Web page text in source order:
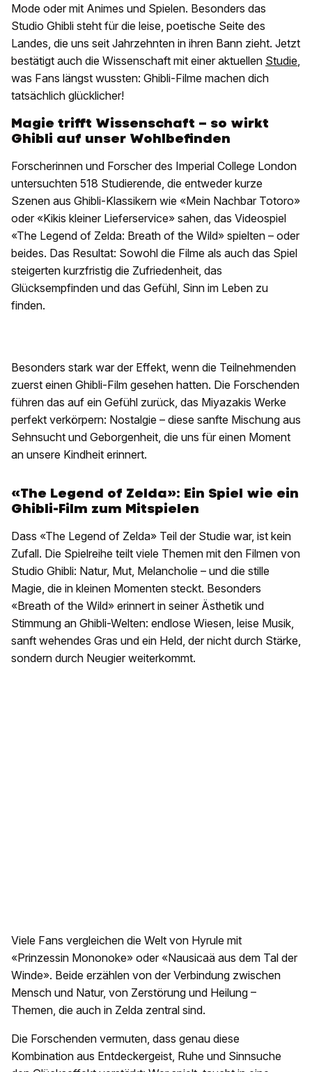
Mode oder mit Animes und Spielen. Besonders das
Studio Ghibli steht für die leise, poetische Seite des
Landes, die uns seit Jahrzehnten in ihren Bann zieht. Jetzt
bestätigt auch die Wissenschaft mit einer aktuellen Studie,
was Fans längst wussten: Ghibli-Filme machen dich
tatsächlich glücklicher!
Magie trifft Wissenschaft – so wirkt
Ghibli auf unser Wohlbefinden
Forscherinnen und Forscher des Imperial College London
untersuchten 518 Studierende, die entweder kurze
Szenen aus Ghibli-Klassikern wie «Mein Nachbar Totoro»
oder «Kikis kleiner Lieferservice» sahen, das Videospiel
«The Legend of Zelda: Breath of the Wild» spielten – oder
beides. Das Resultat: Sowohl die Filme als auch das Spiel
steigerten kurzfristig die Zufriedenheit, das
Glücksempfinden und das Gefühl, Sinn im Leben zu
finden.
Besonders stark war der Effekt, wenn die Teilnehmenden
zuerst einen Ghibli-Film gesehen hatten. Die Forschenden
führen das auf ein Gefühl zurück, das Miyazakis Werke
perfekt verkörpern: Nostalgie – diese sanfte Mischung aus
Sehnsucht und Geborgenheit, die uns für einen Moment
an unsere Kindheit erinnert.
«The Legend of Zelda»: Ein Spiel wie ein
Ghibli-Film zum Mitspielen
Dass «The Legend of Zelda» Teil der Studie war, ist kein
Zufall. Die Spielreihe teilt viele Themen mit den Filmen von
Studio Ghibli: Natur, Mut, Melancholie – und die stille
Magie, die in kleinen Momenten steckt. Besonders
«Breath of the Wild» erinnert in seiner Ästhetik und
Stimmung an Ghibli-Welten: endlose Wiesen, leise Musik,
sanft wehendes Gras und ein Held, der nicht durch Stärke,
sondern durch Neugier weiterkommt.
Viele Fans vergleichen die Welt von Hyrule mit
«Prinzessin Mononoke» oder «Nausicaä aus dem Tal der
Winde». Beide erzählen von der Verbindung zwischen
Mensch und Natur, von Zerstörung und Heilung –
Themen, die auch in Zelda zentral sind.
Die Forschenden vermuten, dass genau diese
Kombination aus Entdeckergeist, Ruhe und Sinnsuche